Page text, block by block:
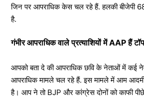
जिन पर आपराधिक केस चल रहे हैं. हलकी बीजेपी
है.
गंभीर आपराधिक वाले प्रत्याशियों में AAP हैं
आपको बता दे की आपराधिक छवि के नेताओं में कई
आपराधिक मामले चल रहे हैं. इस मामले में आम आदमी
है। आप ने तो BJP और कांग्रेस दोनों को काफी पीछे